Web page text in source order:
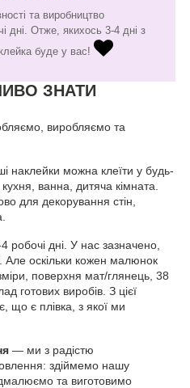
та виробництво
дні. Отже, якихось 3-4 дні з
буде у вас!
ЗНАТИ
виробляємо та
наклейки можна клеїти у будь-
ванна, дитяча кімната.
для декорування стін,
робочі дні. У нас зазначено,
Але оскільки кожен малюнок
поверхня мат/глянець, 38
готових виробів. З цієї
що є плівка, з якої ми
— ми з радістю
здіймемо нашу
та виготовимо